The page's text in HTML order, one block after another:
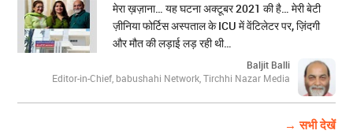
मेरा ख़ज़ाना… यह घटना अक्टूबर 2021 की है… मेरी बेटी
ज़ीनिया फोर्टिस अस्पताल के ICU में वेंटिलेटर पर, ज़िंदगी
और मौत की लड़ाई लड़ रही थी…
Baljit Balli
Editor-in-Chief, babushahi Network, Tirchhi Nazar Media
→ सभी देखें